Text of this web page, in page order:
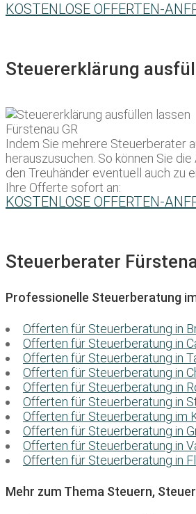
KOSTENLOSE OFFERTEN-
Steuererklärung
Indem Sie mehrere Steuerberater
herauszusuchen. So können Sie
den Treuhänder eventuell auch zu
Ihre Offerte sofort an:
KOSTENLOSE OFFERTEN-
Steuerberater
Professionelle Steuerberatung
Offerten für Steuerberatung in
Offerten für Steuerberatung in
Offerten für Steuerberatung in
Offerten für Steuerberatung in
Offerten für Steuerberatung in
Offerten für Steuerberatung in
Offerten für Steuerberatung im
Offerten für Steuerberatung in
Offerten für Steuerberatung in
Offerten für Steuerberatung in
Mehr zum Thema Steuern,